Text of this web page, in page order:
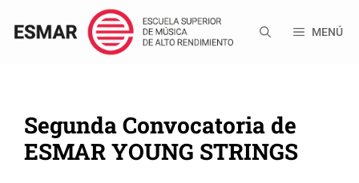
contenido
MENÚ
Segunda Convocatoria de
ESMAR YOUNG STRINGS